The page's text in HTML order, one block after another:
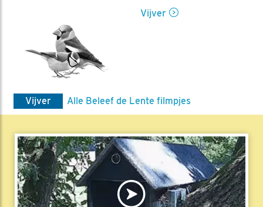
Vijver
Vijver Alle Beleef de Lente filmpjes